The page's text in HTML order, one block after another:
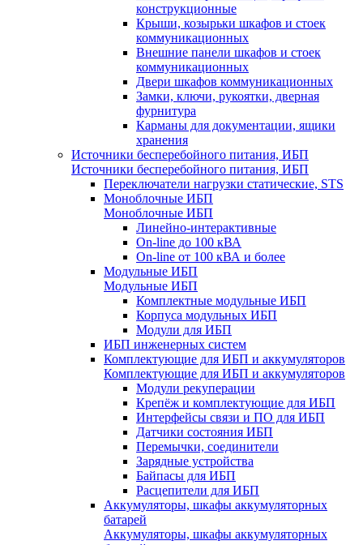
конструкционные
Крыши, козырьки шкафов и стоек
коммуникационных
Внешние панели шкафов и стоек
коммуникационных
Двери шкафов коммуникационных
Замки, ключи, рукоятки, дверная
фурнитура
Карманы для документации, ящики
хранения
Источники бесперебойного питания, ИБП
Источники бесперебойного питания, ИБП
Переключатели нагрузки статические, STS
Моноблочные ИБП
Моноблочные ИБП
Линейно-интерактивные
On-line до 100 кВА
On-line от 100 кВА и более
Модульные ИБП
Модульные ИБП
Комплектные модульные ИБП
Корпуса модульных ИБП
Модули для ИБП
ИБП инженерных систем
Комплектующие для ИБП и аккумуляторов
Комплектующие для ИБП и аккумуляторов
Модули рекуперации
Крепёж и комплектующие для ИБП
Интерфейсы связи и ПО для ИБП
Датчики состояния ИБП
Перемычки, соединители
Зарядные устройства
Байпасы для ИБП
Расцепители для ИБП
Аккумуляторы, шкафы аккумуляторных
батарей
Аккумуляторы, шкафы аккумуляторных